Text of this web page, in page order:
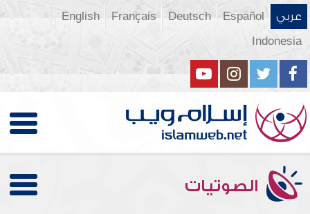
عربي Español
Deutsch
Français
English
Indonesia
الصوتيات